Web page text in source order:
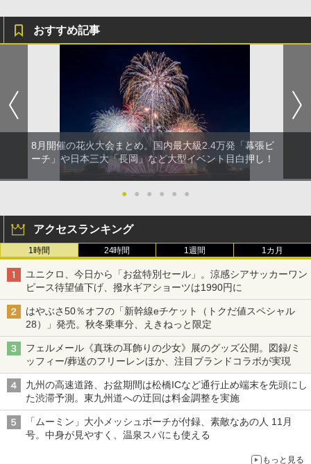
おすすめ記事
8月開催の花火大会まとめ。国内最大級2.4万発「幕張ビ
ーチ」や日本三大「長岡」など大型イベント目白押し！
● ● ● ● ● ●
アクセスランキング
1時間 24時間 1週間 1カ月
ユニクロ、今日から「お盆特別セール」。涼感シアサッカーワン
ピース待望値下げ、撥水ギアショーツは1990円に
はやぶさ50％オフの「新幹線eチケット（トクだ値スペシャル
28）」発売。秋冬乗車分、えきねっと限定
フェルメール《真珠の耳飾りの少女》展のグッズ公開。図録/ミ
ッフィー/葬送のフリーレンほか、注目ブランドコラボが実現
九州の高速道路、お盆期間は松橋ICなど通行止め端末を先頭にし
た渋滞予測。東九州道への迂回は料金調整を実施
「ムーミン」大小メッシュポーチが付録、素敵なあの人 11月
号。中身が見やすく、温泉スパにも使える
もっと見る